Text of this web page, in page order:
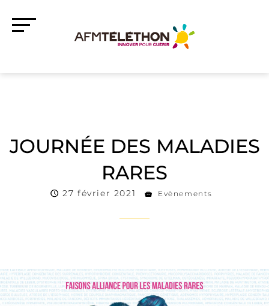
JOURNÉE DES MALADIES
RARES
27 février 2021 Evènements